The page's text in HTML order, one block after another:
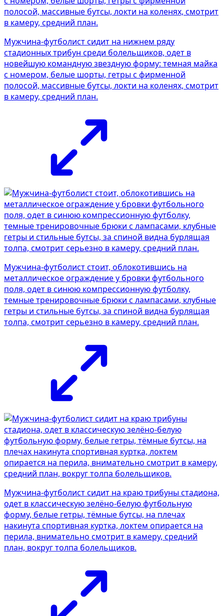
Мужчина-футболист сидит на нижнем ряду
стадионных трибун среди болельщиков, одет в
новейшую командную звездную форму: темная майка
с номером, белые шорты, гетры с фирменной
полосой, массивные бутсы, локти на коленях, смотрит
в камеру, средний план.
Мужчина-футболист стоит, облокотившись на
металлическое ограждение у бровки футбольного
поля, одет в синюю компрессионную футболку,
темные тренировочные брюки с лампасами, клубные
гетры и стильные бутсы, за спиной видна бурлящая
толпа, смотрит серьезно в камеру, средний план.
Мужчина-футболист сидит на краю трибуны стадиона,
одет в классическую зелёно-белую футбольную
форму, белые гетры, тёмные бутсы, на плечах
накинута спортивная куртка, локтем опирается на
перила, внимательно смотрит в камеру, средний
план, вокруг толпа болельщиков.